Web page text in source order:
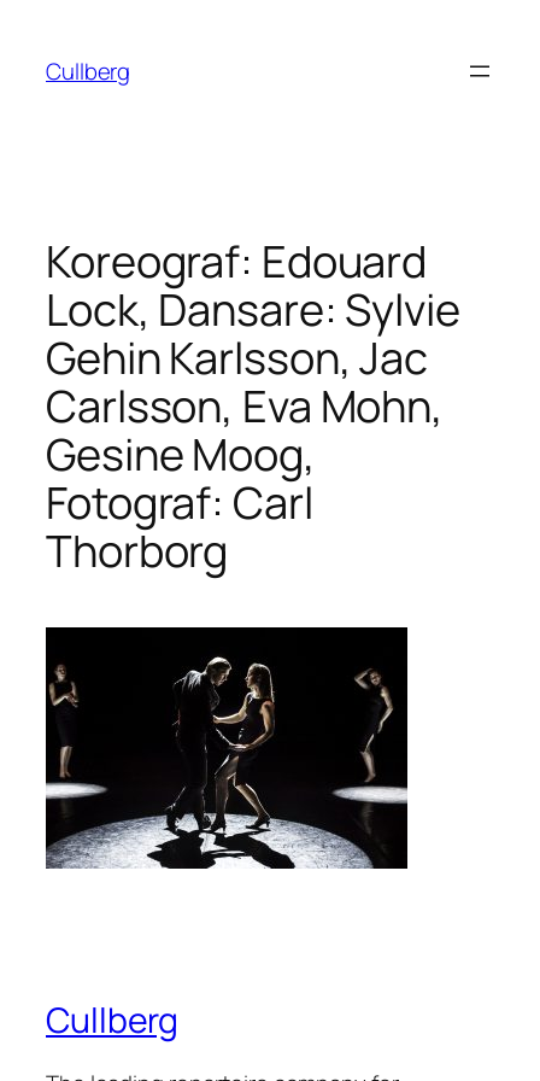
innehåll
Cullberg
Koreograf: Edouard
Lock, Dansare: Sylvie
Gehin Karlsson, Jac
Carlsson, Eva Mohn,
Gesine Moog,
Fotograf: Carl
Thorborg
Cullberg